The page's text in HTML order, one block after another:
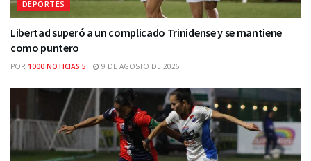
DEPORTES
Libertad superó a un complicado Trinidense y se mantiene
como puntero
POR 1000 NOTICIAS 5 9 DE AGOSTO DE 2026